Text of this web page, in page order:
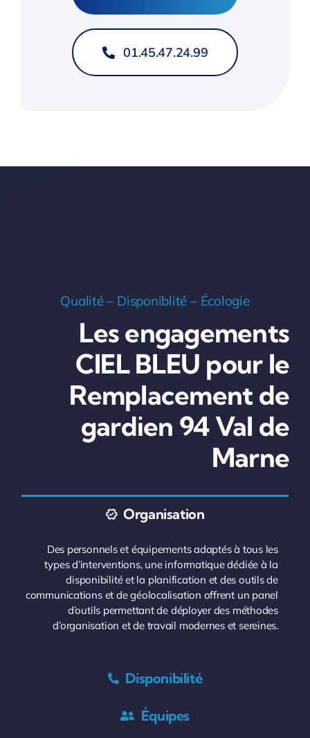
01.45.47.24.99
Qualité – Disponiblité – Écologie
Les engagements
CIEL BLEU pour le
Remplacement de
gardien 94 Val de
Marne
Organisation
Des personnels et équipements adaptés à tous les
types d’interventions, une informatique dédiée à la
disponibilité et la planification et des outils de
communications et de géolocalisation offrent un panel
d’outils permettant de déployer des méthodes
d’organisation et de travail modernes et sereines.
Disponibilité
Équipes